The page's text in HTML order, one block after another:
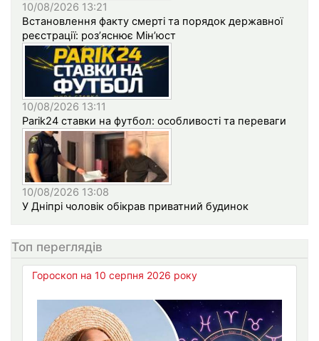
10/08/2026 13:21
Встановлення факту смерті та порядок державної
реєстрації: роз’яснює Мін’юст
10/08/2026 13:11
Parik24 ставки на футбол: особливості та переваги
10/08/2026 13:08
У Дніпрі чоловік обікрав приватний будинок
Топ переглядів
Гороскоп на 10 серпня 2026 року